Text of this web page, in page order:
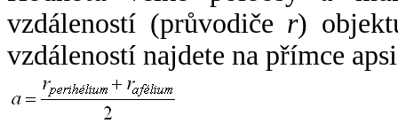
vzdáleností (průvodiče r)
vzdáleností najdete na přímce